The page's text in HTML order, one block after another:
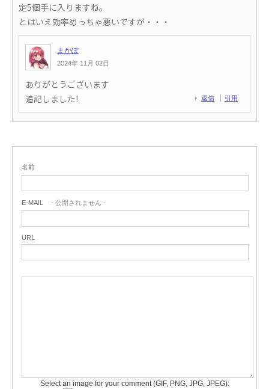
定5個手に入りますね。
とはいえ効率めっちゃ悪いですが・・・
まかぽ
2024年 11月 02日
返信 引用
ありがとうございます
追記しました!
名前
E-MAIL - 公開されません -
URL
Select an image for your comment (GIF, PNG, JPG, JPEG):